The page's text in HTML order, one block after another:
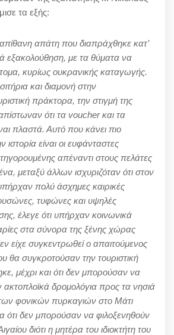
τα εξής:
απίθανη απάτη που διαπράχθηκε κατ’
εξακολούθηση, με τα θύματα να
κυρίως ουκρανικής καταγωγής.
και διαμονή στην
πράκτορα, την στιγμή της
ότι τα voucher και τα
πλαστά. Αυτό που κάνει πιο
ιστορία είναι οι ευφάνταστες
απέναντι στους πελάτες
μεταξύ άλλων ισχυριζόταν ότι στον
πολύ άσχημες καιρικές
τυφώνες και υψηλές
έλεγε ότι υπήρχαν κοινωνικά
στα σύνορα της ξένης χώρας
είχε συγκεντρωθεί ο απαιτούμενος
θα συγκροτούσαν την τουριστική
μέχρι και ότι δεν μπορούσαν να
δρομολόγια προς τα νησιά
φονικών πυρκαγιών στο Μάτι
ότι δεν μπορούσαν να φιλοξενηθούν
διότι η μητέρα του ιδιοκτήτη του